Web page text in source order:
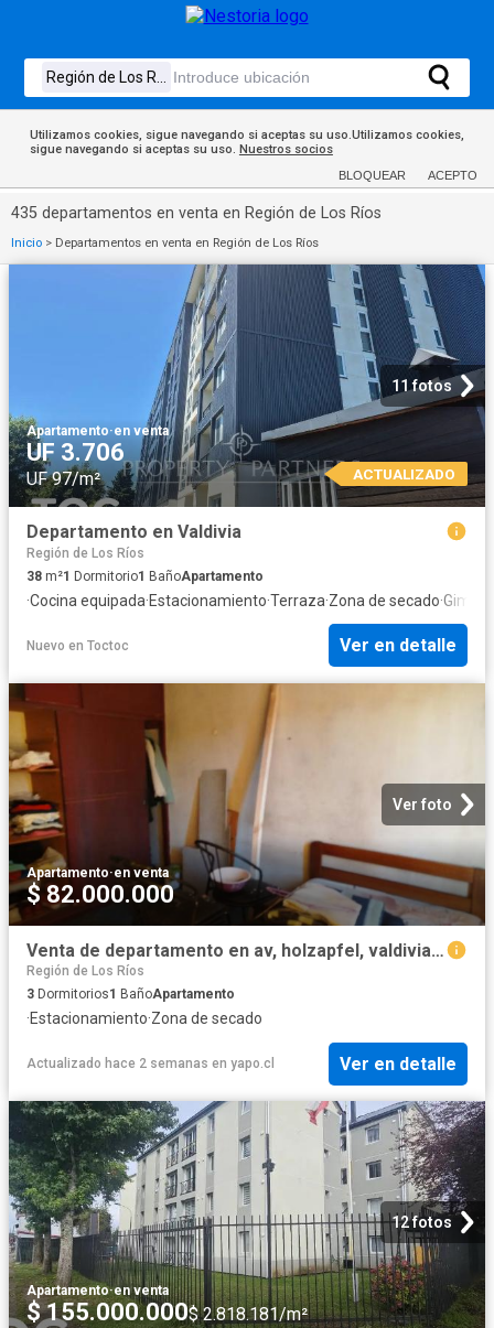
Utilizamos cookies, sigue navegando si aceptas su uso.Utilizamos cookies,
sigue navegando si aceptas su uso. Nuestros socios
BLOQUEAR ACEPTO
435 departamentos en venta en Región de Los Ríos
Inicio > Departamentos en venta en Región de Los Ríos
11 fotos
Apartamento·en venta
UF 3.706
UF 97/m² ACTUALIZADO
Departamento en Valdivia
Región de Los Ríos
38 m²1 Dormitorio1 BañoApartamento
·Cocina equipada·Estacionamiento·Terraza·Zona de secado·
Nuevo en Toctoc Ver en detalle
Ver foto
Apartamento·en venta
$ 82.000.000
Venta de departamento en av, holzapfel, valdivia | 3 dormitorios por 82000. 00 en Valdivia
Región de Los Ríos
3 Dormitorios1 BañoApartamento
·Estacionamiento·Zona de secado
Actualizado hace 2 semanas en yapo.cl Ver en detalle
12 fotos
Apartamento·en venta
$ 155.000.000$ 2.818.181/m²